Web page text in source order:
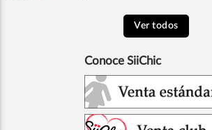
Ver todos
Conoce SiiChic